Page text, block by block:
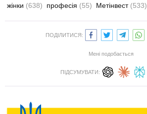
жінки (638) професія (55) Метінвест (533)
ПОДІЛИТИСЯ:
Мені подобається
ПІДСУМУВАТИ: